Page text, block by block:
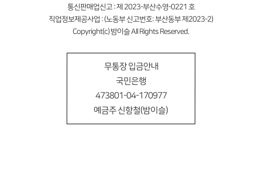
통신판매업신고 : 제 2023-부산수영-0221 호
직업정보제공사업 : (노동부 신고번호: 부산동부 제2023-2)
Copyright(c) 밤이슬 All Rights Reserved.
무통장 입금안내
국민은행
473801-04-170977
예금주 신항철(밤이슬)